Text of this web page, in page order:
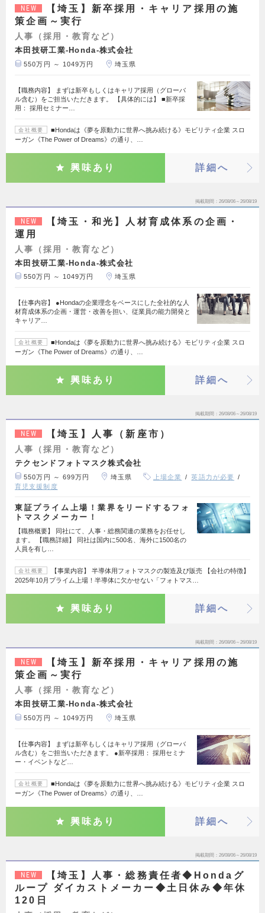
NEW
【埼玉】新卒採用・キャリア採用の施
策企画～実行
人事（採用・教育など）
本田技研工業-Honda-株式会社
550万円 ～ 1049万円 埼玉県
【職務内容】 まずは新卒もしくはキャリア採用（グローバ
ル含む）をご担当いただきます。 【具体的には】 ■新卒採
用： 採用セミナー…
会社概要
■Hondaは《夢を原動力に世界へ挑み続ける》モビリティ企業 スロ
ーガン《The Power of Dreams》の通り、…
興味あり 詳細へ
掲載期間 26/08/06～26/08/19
NEW
【埼玉・和光】人材育成体系の企画・
運用
人事（採用・教育など）
本田技研工業-Honda-株式会社
550万円 ～ 1049万円 埼玉県
【仕事内容】 ●Hondaの企業理念をベースにした全社的な人
材育成体系の企画・運営・改善を担い、従業員の能力開発と
キャリア…
会社概要
■Hondaは《夢を原動力に世界へ挑み続ける》モビリティ企業 スロ
ーガン《The Power of Dreams》の通り、…
興味あり 詳細へ
掲載期間 26/08/06～26/08/19
NEW 【埼玉】人事（新座市）
人事（採用・教育など）
テクセンドフォトマスク株式会社
550万円 ～ 699万円 埼玉県 上場企業
英語力が必要
育児支援制度
東証プライム上場！業界をリードするフォ
トマスクメーカー！
【職務概要】 同社にて、人事・総務関連の業務をお任せし
ます。 【職務詳細】 同社は国内に500名、海外に1500名の
人員を有し…
会社概要
【事業内容】 半導体用フォトマスクの製造及び販売 【会社の特徴】
2025年10月プライム上場！半導体に欠かせない「フォトマス…
興味あり 詳細へ
掲載期間 26/08/06～26/08/19
NEW
【埼玉】新卒採用・キャリア採用の施
策企画～実行
人事（採用・教育など）
本田技研工業-Honda-株式会社
550万円 ～ 1049万円 埼玉県
【仕事内容】 まずは新卒もしくはキャリア採用（グローバ
ル含む）をご担当いただきます。 ●新卒採用： 採用セミナ
ー・イベントなど…
会社概要
■Hondaは《夢を原動力に世界へ挑み続ける》モビリティ企業 スロ
ーガン《The Power of Dreams》の通り、…
興味あり 詳細へ
掲載期間 26/08/06～26/08/19
NEW
【埼玉】人事・総務責任者◆Hondaグ
ループ ダイカストメーカー◆土日休み◆年休
120日